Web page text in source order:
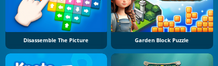
Disassemble The Picture Garden Block Puzzle